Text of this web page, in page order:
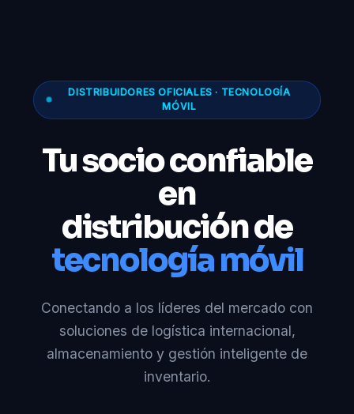
DISTRIBUIDORES OFICIALES · TECNOLOGÍA
MÓVIL
Tu socio confiable
en
distribución de
tecnología móvil
Conectando a los líderes del mercado con
soluciones de logística internacional,
almacenamiento y gestión inteligente de
inventario.